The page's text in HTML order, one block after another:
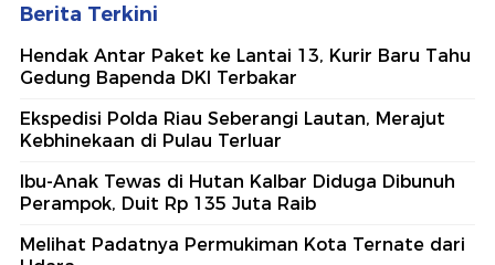
Berita Terkini
Hendak Antar Paket ke Lantai 13, Kurir Baru Tahu
Gedung Bapenda DKI Terbakar
Ekspedisi Polda Riau Seberangi Lautan, Merajut
Kebhinekaan di Pulau Terluar
Ibu-Anak Tewas di Hutan Kalbar Diduga Dibunuh
Perampok, Duit Rp 135 Juta Raib
Melihat Padatnya Permukiman Kota Ternate dari